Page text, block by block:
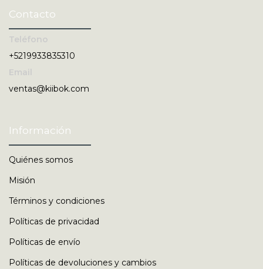
Contacto
+5219933835310
ventas@kiibok.com
Información
Quiénes somos
Misión
Términos y condiciones
Políticas de privacidad
Políticas de envío
Políticas de devoluciones y cambios